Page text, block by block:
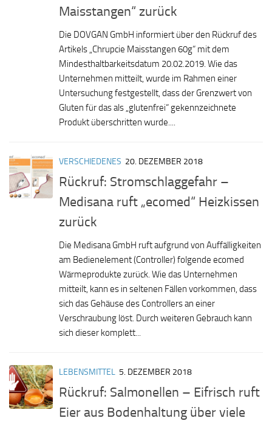
Maisstangen“ zurück
Die DOVGAN GmbH informiert über den Rückruf des
Artikels „Chrupcie Maisstangen 60g“ mit dem
Mindesthaltbarkeitsdatum 20.02.2019. Wie das
Unternehmen mitteilt, wurde im Rahmen einer
Untersuchung festgestellt, dass der Grenzwert von
Gluten für das als „glutenfrei“ gekennzeichnete
Produkt überschritten wurde....
VERSCHIEDENES 20. DEZEMBER 2018
Rückruf: Stromschlaggefahr –
Medisana ruft „ecomed“ Heizkissen
zurück
Die Medisana GmbH ruft aufgrund von Auffälligkeiten
am Bedienelement (Controller) folgende ecomed
Wärmeprodukte zurück. Wie das Unternehmen
mitteilt, kann es in seltenen Fällen vorkommen, dass
sich das Gehäuse des Controllers an einer
Verschraubung löst. Durch weiteren Gebrauch kann
sich dieser komplett...
LEBENSMITTEL 5. DEZEMBER 2018
Rückruf: Salmonellen – Eifrisch ruft
Eier aus Bodenhaltung über viele